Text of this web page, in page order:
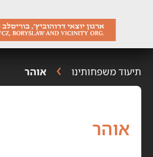
תיעוד משפחותינו אוהר
אוהר